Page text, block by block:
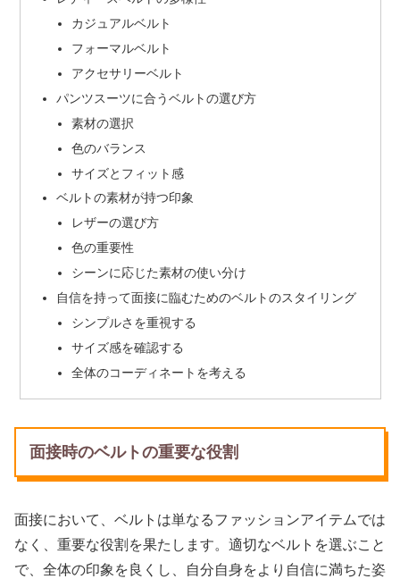
カジュアルベルト
フォーマルベルト
アクセサリーベルト
パンツスーツに合うベルトの選び方
素材の選択
色のバランス
サイズとフィット感
ベルトの素材が持つ印象
レザーの選び方
色の重要性
シーンに応じた素材の使い分け
自信を持って面接に臨むためのベルトのスタイリング
シンプルさを重視する
サイズ感を確認する
全体のコーディネートを考える
面接時のベルトの重要な役割
面接において、ベルトは単なるファッションアイテムでは
なく、重要な役割を果たします。適切なベルトを選ぶこと
で、全体の印象を良くし、自分自身をより自信に満ちた姿